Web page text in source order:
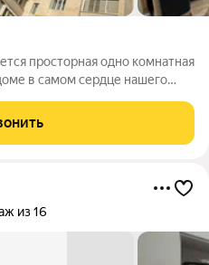
просторная одно комнатная
в самом сердце нашего
Квартира подойдет, как
из 16